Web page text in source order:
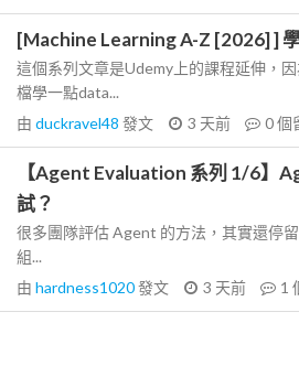
[Machine Learning A-Z [2026] ]
這個系列文章是Udemy上的課程延伸，
檔學一點data...
由 duckravel48 發文 3 天前 0個
【Agent Evaluation 系列 1/6】
試？
很多團隊評估 Agent 的方法，其實還停
組...
由 hardness1020發文 3 天前 1